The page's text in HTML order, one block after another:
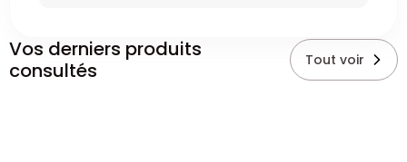
Vos derniers produits
consultés
Tout voir